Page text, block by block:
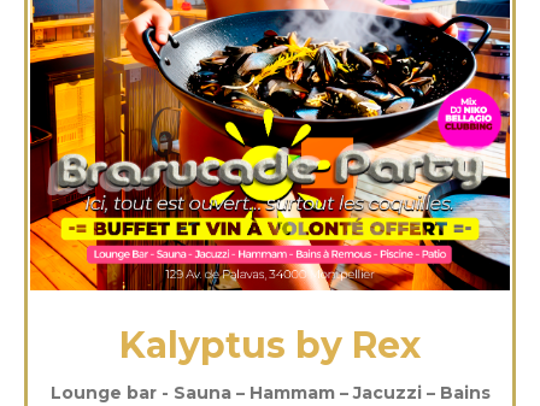
Kalyptus by Rex
Lounge bar - Sauna – Hammam – Jacuzzi – Bains